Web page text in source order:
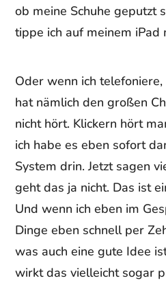
ob meine Schuhe geputzt
tippe ich auf meinem iPad
Oder wenn ich telefoniere,
hat nämlich den großen
nicht hört. Klickern hört
ich habe es eben sofort
System drin. Jetzt sagen
geht das ja nicht. Das ist
Und wenn ich eben im
Dinge eben schnell per
was auch eine gute Idee
wirkt das vielleicht sogar